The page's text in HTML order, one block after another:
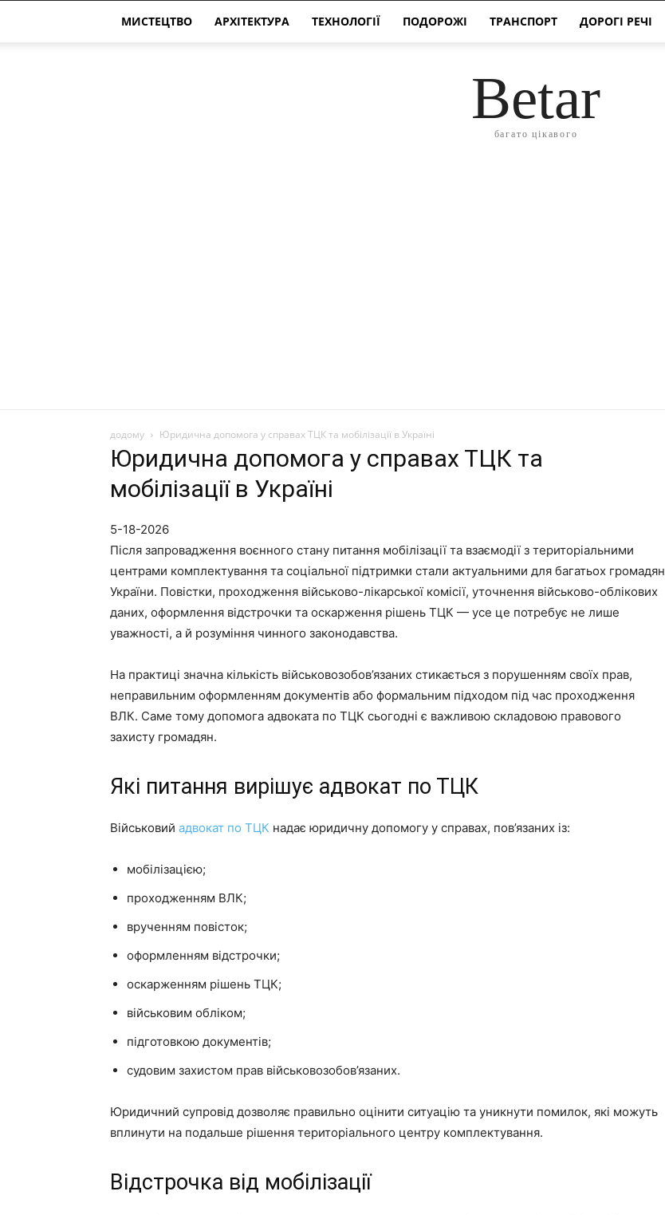
МИСТЕЦТВО АРХІТЕКТУРА ТЕХНОЛОГІЇ ПОДОРОЖІ ТРАНСПОРТ ДОРОГІ РЕЧІ
Betar
багато цікавого
додому Юридична допомога у справах ТЦК та мобілізації в Україні
Юридична допомога у справах ТЦК та
мобілізації в Україні
5-18-2026
Після запровадження воєнного стану питання мобілізації та взаємодії з територіальними
центрами комплектування та соціальної підтримки стали актуальними для багатьох громадян
України. Повістки, проходження військово-лікарської комісії, уточнення військово-облікових
даних, оформлення відстрочки та оскарження рішень ТЦК — усе це потребує не лише
уважності, а й розуміння чинного законодавства.
На практиці значна кількість військовозобов’язаних стикається з порушенням своїх прав,
неправильним оформленням документів або формальним підходом під час проходження
ВЛК. Саме тому допомога адвоката по ТЦК сьогодні є важливою складовою правового
захисту громадян.
Які питання вирішує адвокат по ТЦК
Військовий адвокат по ТЦК надає юридичну допомогу у справах, пов’язаних із:
мобілізацією;
проходженням ВЛК;
врученням повісток;
оформленням відстрочки;
оскарженням рішень ТЦК;
військовим обліком;
підготовкою документів;
судовим захистом прав військовозобов’язаних.
Юридичний супровід дозволяє правильно оцінити ситуацію та уникнути помилок, які можуть
вплинути на подальше рішення територіального центру комплектування.
Відстрочка від мобілізації